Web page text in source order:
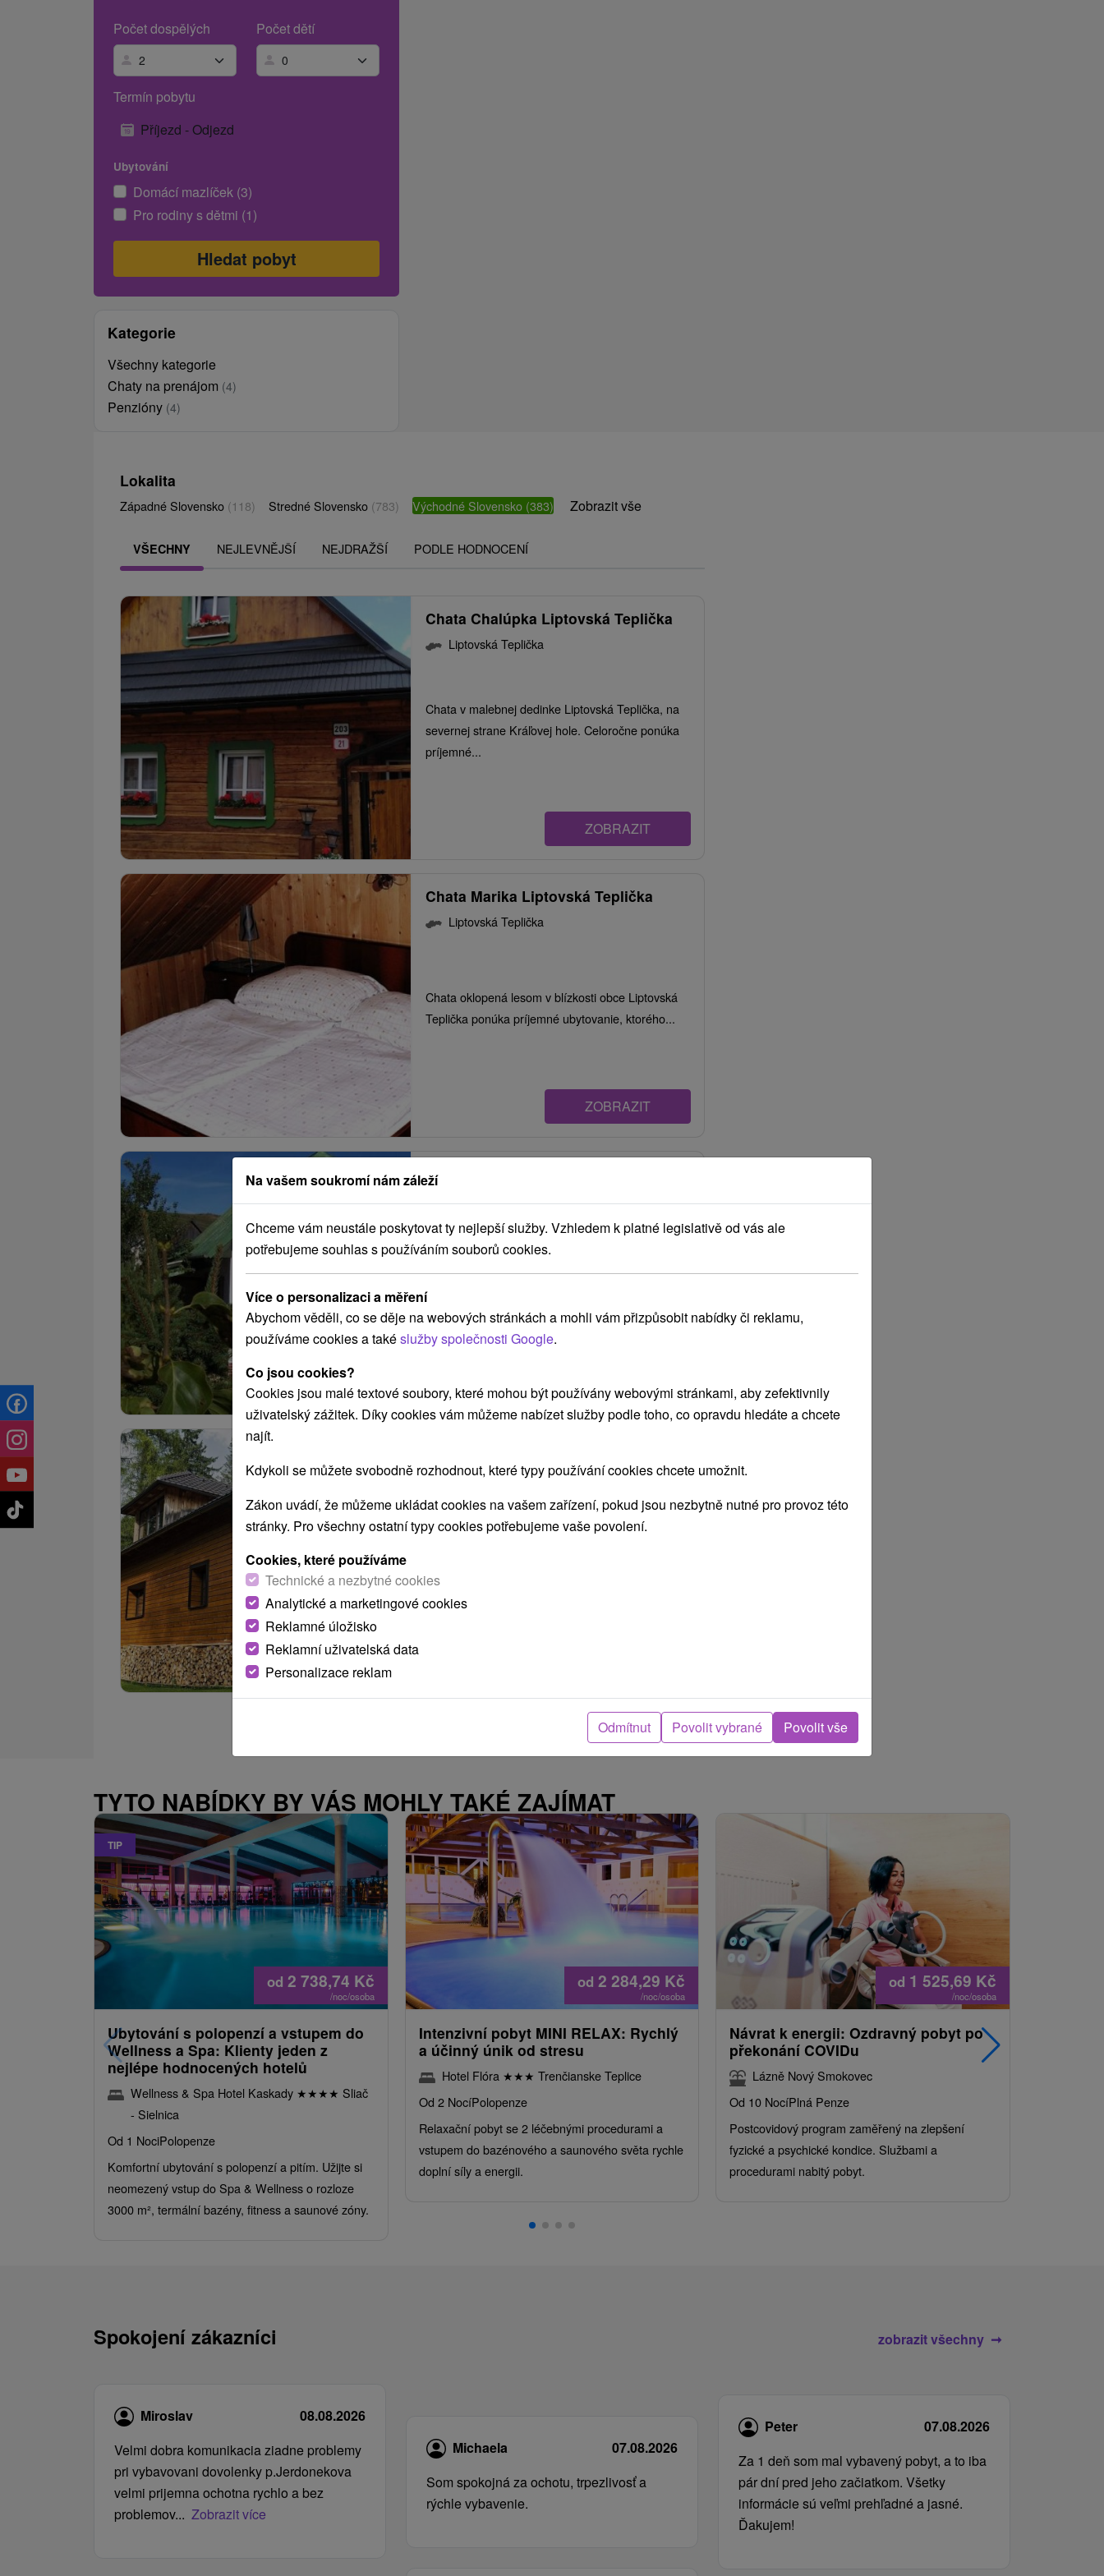
Počet dospělých
Počet dětí
Termín pobytu
Příjezd - Odjezd
Ubytování
Domácí mazlíček (3)
Pro rodiny s dětmi (1)
Kategorie
Všechny kategorie
Chaty na prenájom (4)
Penzióny (4)
Lokalita
Západné Slovensko (118) Stredné Slovensko (783) Východné Slovensko (383) Zobrazit vše
VŠECHNY NEJLEVNĚJŠÍ NEJDRAŽŠÍ PODLE HODNOCENÍ
Chata Chalúpka Liptovská Teplička
Liptovská Teplička
Chata v malebnej dedinke Liptovská Teplička, na
severnej strane Kráľovej hole. Celoročne ponúka
príjemné...
ZOBRAZIT
Chata Marika Liptovská Teplička
Liptovská Teplička
Chata oklopená lesom v blízkosti obce Liptovská
Teplička ponúka príjemné ubytovanie, ktorého...
ZOBRAZIT
Chalupa - Ján Milan Liptovská
Teplička
Chalupa v rázovitej podhorskej obci Liptovská
Teplička na severnom úpätí Nízkych Tatier.
Jednoducho...
ZOBRAZIT
Liptovská Teplička
Disponuje...
TYTO NABÍDKY BY VÁS MOHLY TAKÉ ZAJÍMAT
TIP
od 2 738,74 Kč
/noc/osoba
Ubytování s polopenzí a vstupem do
Wellness a Spa: Klienty jeden z
nejlépe hodnocených hotelů
Wellness & Spa Hotel Kaskady ★★★★ Sliač
- Sielnica
Od 1 NociPolopenze
Komfortní ubytování s polopenzí a pitím. Užijte si
neomezený vstup do Spa & Wellness o rozloze
3000 m², termální bazény, fitness a saunové zóny.
od 2 284,29 Kč
/noc/osoba
Intenzivní pobyt MINI RELAX: Rychlý
a účinný únik od stresu
Hotel Flóra ★★★ Trenčianske Teplice
Od 2 NocíPolopenze
Relaxační pobyt se 2 léčebnými procedurami a
vstupem do bazénového a saunového světa rychle
doplní síly a energii.
od 1 525,69 Kč
/noc/osoba
Návrat k energii: Ozdravný pobyt po
překonání COVIDu
Lázně Nový Smokovec
Od 10 NocíPlná Penze
Postcovidový program zaměřený na zlepšení
fyzické a psychické kondice. Službami a
procedurami nabitý pobyt.
Spokojení zákazníci zobrazit všechny
Miroslav
08.08.2026
Velmi dobra komunikacia ziadne problemy
pri vybavovani dovolenky p.Jerdonekova
velmi prijemna ochotna rychlo a bez
problemov... Zobrazit více
Michaela
07.08.2026
Som spokojná za ochotu, trpezlivosť a
rýchle vybavenie.
Peter
07.08.2026
Za 1 deň som mal vybavený pobyt, a to iba
pár dní pred jeho začiatkom. Všetky
informácie sú veľmi prehľadné a jasné.
Ďakujem!
Na vašem soukromí nám záleží
Chceme vám neustále poskytovat ty nejlepší služby. Vzhledem k platné legislativě od vás ale
potřebujeme souhlas s používáním souborů cookies.
Více o personalizaci a měření
Abychom věděli, co se děje na webových stránkách a mohli vám přizpůsobit nabídky či reklamu,
používáme cookies a takéslužby společnosti Google.
Co jsou cookies?
Cookies jsou malé textové soubory, které mohou být používány webovými stránkami, aby zefektivnily
uživatelský zážitek. Díky cookies vám můžeme nabízet služby podle toho, co opravdu hledáte a chcete
najít.
Kdykoli se můžete svobodně rozhodnout, které typy používání cookies chcete umožnit.
Zákon uvádí, že můžeme ukládat cookies na vašem zařízení, pokud jsou nezbytně nutné pro provoz této
stránky. Pro všechny ostatní typy cookies potřebujeme vaše povolení.
Cookies, které používáme
Technické a nezbytné cookies
Analytické a marketingové cookies
Reklamné úložisko
Reklamní uživatelská data
Personalizace reklam
Odmítnut Povolit vybrané Povolit vše